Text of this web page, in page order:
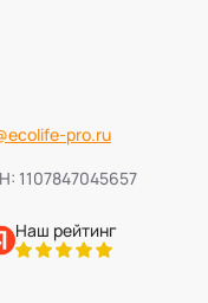
pro.ru
1107847045657
Наш рейтинг